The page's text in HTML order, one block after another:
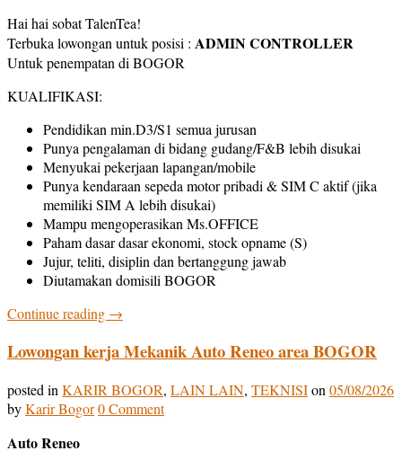
Hai hai sobat TalenTea!
Terbuka lowongan untuk posisi : ADMIN CONTROLLER
Untuk penempatan di BOGOR
KUALIFIKASI:
Pendidikan min.D3/S1 semua jurusan
Punya pengalaman di bidang gudang/F&B lebih disukai
Menyukai pekerjaan lapangan/mobile
Punya kendaraan sepeda motor pribadi & SIM C aktif (jika
memiliki SIM A lebih disukai)
Mampu mengoperasikan Ms.OFFICE
Paham dasar dasar ekonomi, stock opname (S)
Jujur, teliti, disiplin dan bertanggung jawab
Diutamakan domisili BOGOR
Continue reading →
Lowongan kerja Mekanik Auto Reneo area BOGOR
posted in KARIR BOGOR, LAIN LAIN, TEKNISIon 05/08/2026
byKarir Bogor0 Comment
Auto Reneo